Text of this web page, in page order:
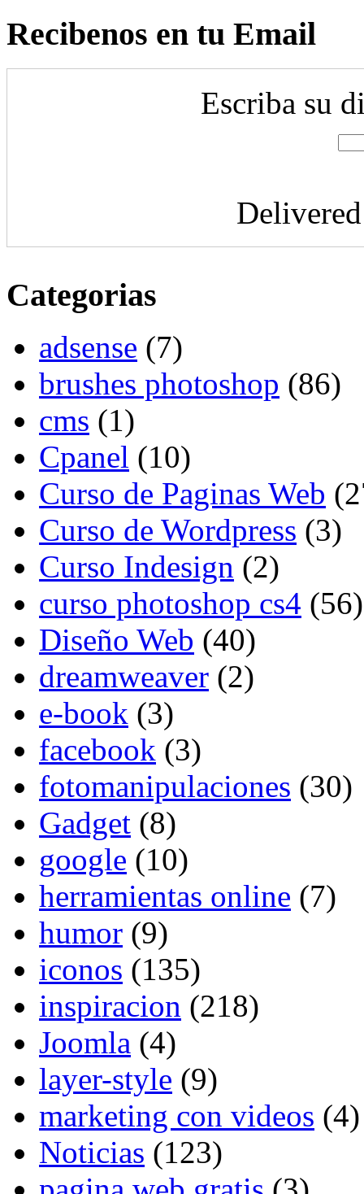
Recibenos en tu Email
Escriba su
Categorias
adsense (7)
brushes photoshop (86)
cms (1)
Cpanel (10)
Curso de Paginas Web
Curso de Wordpress (3)
Curso Indesign (2)
curso photoshop cs4 (56)
Diseño Web (40)
dreamweaver (2)
e-book (3)
facebook (3)
fotomanipulaciones (30)
Gadget (8)
google (10)
herramientas online (7)
humor (9)
iconos (135)
inspiracion (218)
Joomla (4)
layer-style (9)
marketing con videos (4)
Noticias (123)